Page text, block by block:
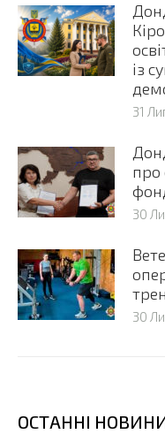
із
31
про
30
30
ОСТАННІ